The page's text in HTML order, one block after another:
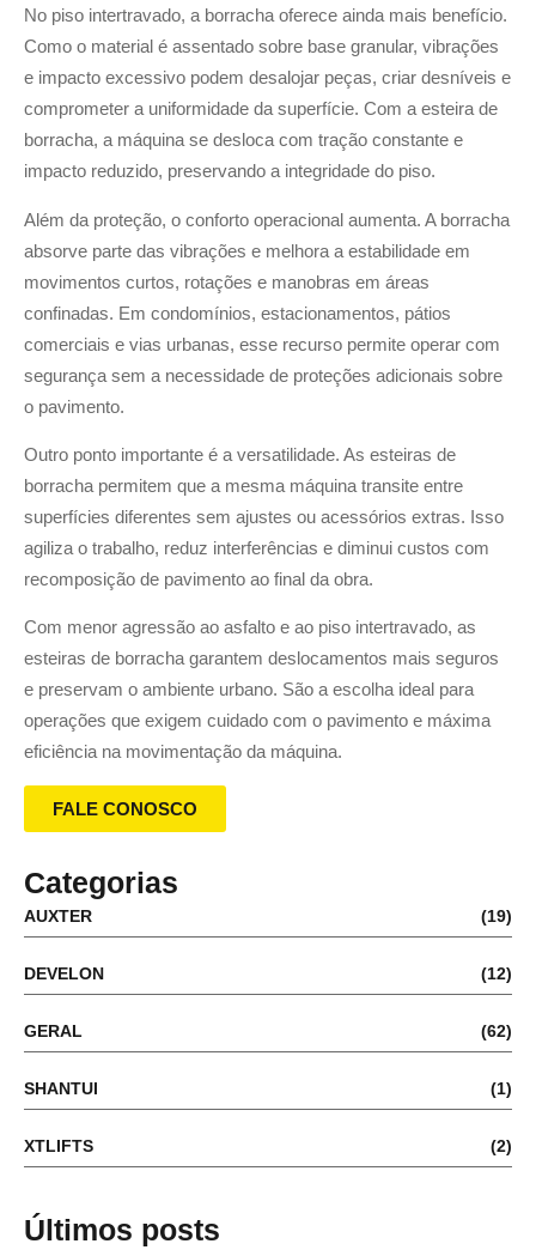
No piso intertravado, a borracha oferece ainda mais benefício.
Como o material é assentado sobre base granular, vibrações
e impacto excessivo podem desalojar peças, criar desníveis e
comprometer a uniformidade da superfície. Com a esteira de
borracha, a máquina se desloca com tração constante e
impacto reduzido, preservando a integridade do piso.
Além da proteção, o conforto operacional aumenta. A borracha
absorve parte das vibrações e melhora a estabilidade em
movimentos curtos, rotações e manobras em áreas
confinadas. Em condomínios, estacionamentos, pátios
comerciais e vias urbanas, esse recurso permite operar com
segurança sem a necessidade de proteções adicionais sobre
o pavimento.
Outro ponto importante é a versatilidade. As esteiras de
borracha permitem que a mesma máquina transite entre
superfícies diferentes sem ajustes ou acessórios extras. Isso
agiliza o trabalho, reduz interferências e diminui custos com
recomposição de pavimento ao final da obra.
Com menor agressão ao asfalto e ao piso intertravado, as
esteiras de borracha garantem deslocamentos mais seguros
e preservam o ambiente urbano. São a escolha ideal para
operações que exigem cuidado com o pavimento e máxima
eficiência na movimentação da máquina.
FALE CONOSCO
Categorias
AUXTER (19)
DEVELON (12)
GERAL (62)
SHANTUI (1)
XTLIFTS (2)
Últimos posts